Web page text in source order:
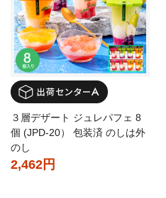
３層デザート ジュレパフェ 8
個 (JPD-20） 包装済 のしは外
のし
2,462円